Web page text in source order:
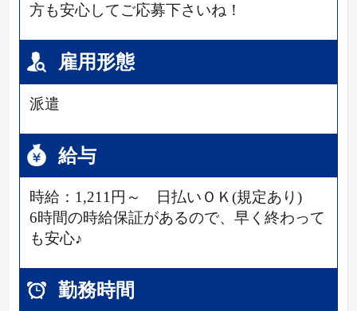
方も安心してご応募下さいね！
雇用形態
派遣
給与
時給：1,211円～ 日払いＯＫ(規定あり)
6時間の時給保証があるので、早く終わって
も安心♪
勤務時間